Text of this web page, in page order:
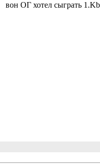
вон ОГ хотел сыграть